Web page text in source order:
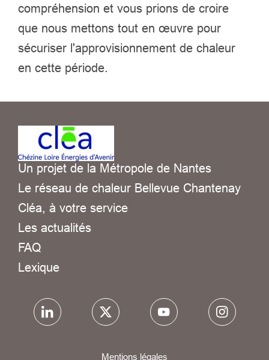
compréhension et vous prions de croire
que nous mettons tout en œuvre pour
sécuriser l'approvisionnement de chaleur
en cette période.
Un projet de la Métropole de Nantes
Le réseau de chaleur Bellevue Chantenay
Cléa, à votre service
Les actualités
FAQ
Lexique
Mentions légales